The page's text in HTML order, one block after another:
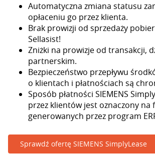
Automatyczna zmiana statusu
opłaceniu go przez klienta.
Brak prowizji od sprzedaży
Sellasist!
Zniżki na prowizje od transakcji,
partnerskim.
Bezpieczeństwo przepływu
o klientach i płatnościach są
Sposób płatności SIEMENS
przez klientów jest oznaczony na
generowanych przez program
Sprawdź ofertę SIEMENS SimplyLease